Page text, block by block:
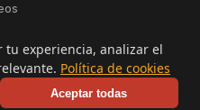
Recetas.com es una
tu experiencia, analizar el
Política de cookies
Aceptar todas